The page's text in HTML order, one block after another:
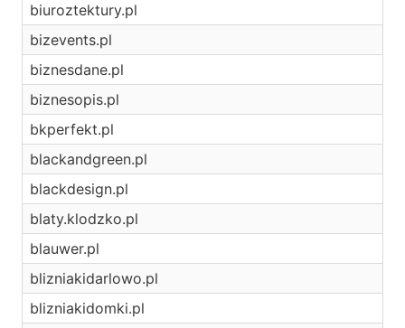
biuroztektury.pl
bizevents.pl
biznesdane.pl
biznesopis.pl
bkperfekt.pl
blackandgreen.pl
blackdesign.pl
blaty.klodzko.pl
blauwer.pl
blizniakidarlowo.pl
blizniakidomki.pl